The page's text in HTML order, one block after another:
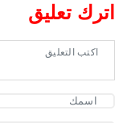
اترك تعليق